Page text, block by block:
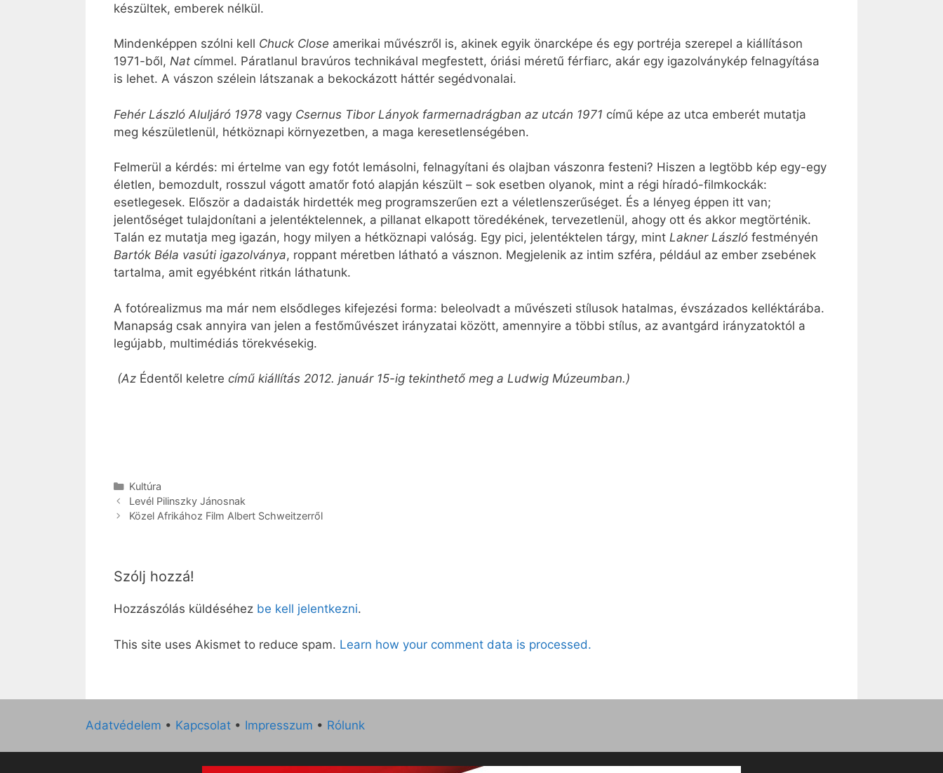
készültek, emberek nélkül.
Mindenképpen szólni kell Chuck Close amerikai művészről is, akinek egyik önarcképe és egy portréja szerepel a kiállításon
1971-ből, Nat címmel. Páratlanul bravúros technikával megfestett, óriási méretű férfiarc, akár egy igazolványkép felnagyítása
is lehet. A vászon szélein látszanak a bekockázott háttér segédvonalai.
Fehér László Aluljáró 1978 vagy Csernus Tibor Lányok farmernadrágban az utcán 1971 című képe az utca emberét mutatja
meg készületlenül, hétköznapi környezetben, a maga keresetlenségében.
Felmerül a kérdés: mi értelme van egy fotót lemásolni, felnagyítani és olajban vászonra festeni? Hiszen a legtöbb kép egy-egy
életlen, bemozdult, rosszul vágott amatőr fotó alapján készült – sok esetben olyanok, mint a régi híradó-filmkockák:
esetlegesek. Először a dadaisták hirdették meg programszerűen ezt a véletlenszerűséget. És a lényeg éppen itt van;
jelentőséget tulajdonítani a jelentéktelennek, a pillanat elkapott töredékének, tervezetlenül, ahogy ott és akkor megtörténik.
Talán ez mutatja meg igazán, hogy milyen a hétköznapi valóság. Egy pici, jelentéktelen tárgy, mint Lakner László festményén
Bartók Béla vasúti igazolványa, roppant méretben látható a vásznon. Megjelenik az intim szféra, például az ember zsebének
tartalma, amit egyébként ritkán láthatunk.
A fotórealizmus ma már nem elsődleges kifejezési forma: beleolvadt a művészeti stílusok hatalmas, évszázados kelléktárába.
Manapság csak annyira van jelen a festőművészet irányzatai között, amennyire a többi stílus, az avantgárd irányzatoktól a
legújabb, multimédiás törekvésekig.
(Az Édentől keletre című kiállítás 2012. január 15-ig tekinthető meg a Ludwig Múzeumban.)
Kategória
Kultúra
Levél Pilinszky Jánosnak
Közel Afrikához Film Albert Schweitzerről
Szólj hozzá!
Hozzászólás küldéséhez be kell jelentkezni.
This site uses Akismet to reduce spam. Learn how your comment data is processed.
Adatvédelem • Kapcsolat • Impresszum • Rólunk